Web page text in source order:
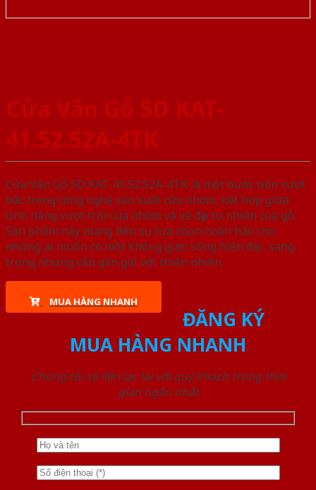
Cửa Vân Gỗ 5D KAT-
41.52.52A-4TK
Cửa Vân Gỗ 5D KAT-41.52.52A-4TK là một bước tiến vượt
bậc trong công nghệ sản xuất cửa nhôm, kết hợp giữa
tính năng vượt trội của nhôm và vẻ đẹp tự nhiên của gỗ.
Sản phẩm này mang đến sự lựa chọn hoàn hảo cho
những ai muốn có một không gian sống hiện đại, sang
trọng nhưng vẫn gần gũi với thiên nhiên.
MUA HÀNG NHANH
ĐĂNG KÝ
MUA HÀNG NHANH
Chúng tôi sẽ liên lạc lại với quý khách trong thời
gian ngắn nhất